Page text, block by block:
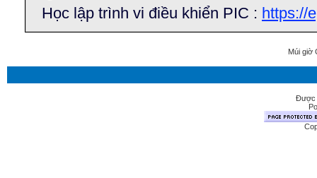
Học lập trình vi điều khiển PIC : https://
Múi giờ
Được